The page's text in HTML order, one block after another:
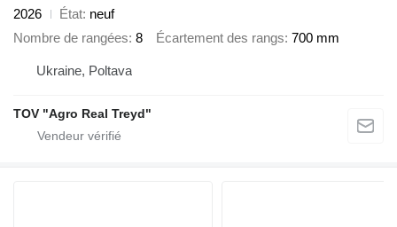
2026
État neuf
Nombre de rangées 8 Écartement des rangs 700 mm
Ukraine, Poltava
TOV "Agro Real Treyd"